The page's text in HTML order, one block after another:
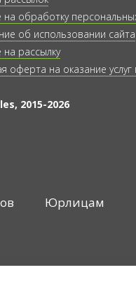
на обработку
об использовании сайта
на рассылку
оферта на оказание
2015-2026
Юрлицам